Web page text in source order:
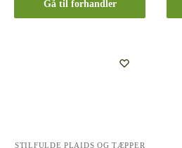
Gå til forhandler
STILFULDE PLAIDS OG TÆPPER